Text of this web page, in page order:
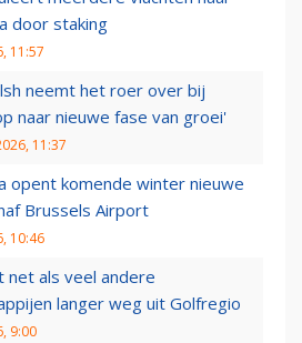
door staking
11:57
neemt het roer over bij
naar nieuwe fase van groei'
11:37
opent komende winter nieuwe
Brussels Airport
10:46
net als veel andere
langer weg uit Golfregio
9:00